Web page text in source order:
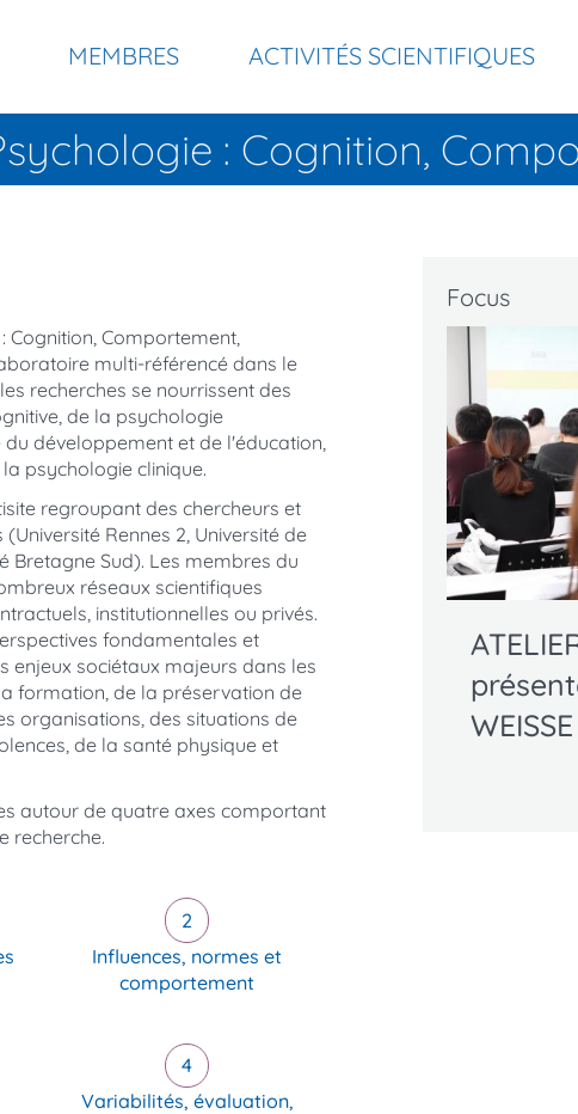
MEMBRES ACTIVITÉS SCIENTIFIQUES
: Cognition,
Cognition, Comportement,
multi-référencé dans le
recherches se nourrissent des
de la psychologie
développement et de l'éducation,
psychologie clinique.
regroupant des chercheurs et
Rennes 2, Université de
Bretagne Sud). Les membres du
réseaux scientifiques
institutionnelles ou privés.
fondamentales et
enjeux sociétaux majeurs dans les
formation, de la préservation de
organisations, des situations de
de la santé physique et
autour de quatre axes comportant
recherche.
Influences, normes et
comportement
Variabilités, évaluation,
Focus